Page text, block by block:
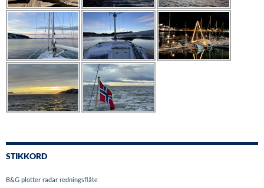
STIKKORD
B&G plotter radar redningsflåte